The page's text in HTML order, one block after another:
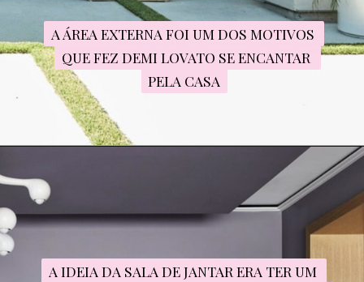
A ÁREA EXTERNA FOI UM DOS MOTIVOS
QUE FEZ DEMI LOVATO SE ENCANTAR
PELA CASA
A ÁREA EXTERNA FOI UM DOS MOTIVOS
QUE FEZ DEMI LOVATO SE ENCANTAR
PELA CASA
A IDEIA DA SALA DE JANTAR ERA TER UM
A IDEIA DA SALA DE JANTAR ERA TER UM